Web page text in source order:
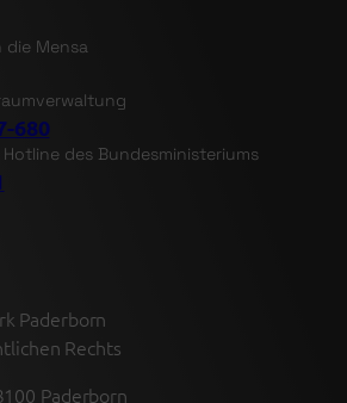
die Mensa
680
des Bundesministeriums
Paderborn
Rechts
Paderborn